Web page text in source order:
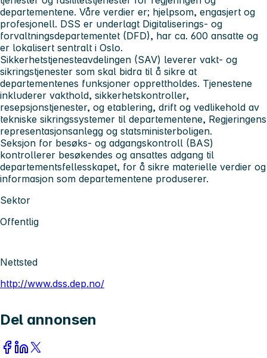
departementene. Våre verdier er; hjelpsom, engasjert og
profesjonell. DSS er underlagt Digitaliserings- og
forvaltningsdepartementet (DFD), har ca. 600 ansatte og
er lokalisert sentralt i Oslo.
Sikkerhetstjenesteavdelingen (SAV) leverer vakt- og
sikringstjenester som skal bidra til å sikre at
departementenes funksjoner opprettholdes. Tjenestene
inkluderer vakthold, sikkerhetskontroller,
resepsjonstjenester, og etablering, drift og vedlikehold av
tekniske sikringssystemer til departementene, Regjeringens
representasjonsanlegg og statsministerboligen.
Seksjon for besøks- og adgangskontroll (BAS)
kontrollerer besøkendes og ansattes adgang til
departementsfellesskapet, for å sikre materielle verdier og
informasjon som departementene produserer.
Sektor
Offentlig
Nettsted
http://www.dss.dep.no/
Del annonsen